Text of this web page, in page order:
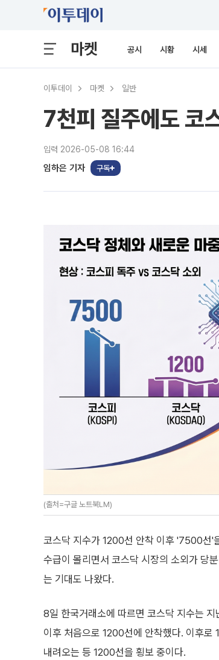
마켓 공시 시황 시세
이투데이 마켓 일반
7천피 질주에도 코
입력 2026-05-08 16:44
임하은 기자 구독
(출처=구글 노트북LM)
코스닥 지수가 1200선 안착 이후 '7500선'
수급이 몰리면서 코스닥 시장의 소외가 당
는 기대도 나왔다.
8일 한국거래소에 따르면 코스닥 지수는
이후 처음으로 1200선에 안착했다. 이후로
내려오는 등 1200선을 횡보 중이다.